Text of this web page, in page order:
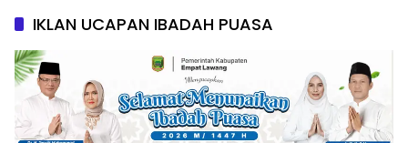
IKLAN UCAPAN IBADAH PUASA